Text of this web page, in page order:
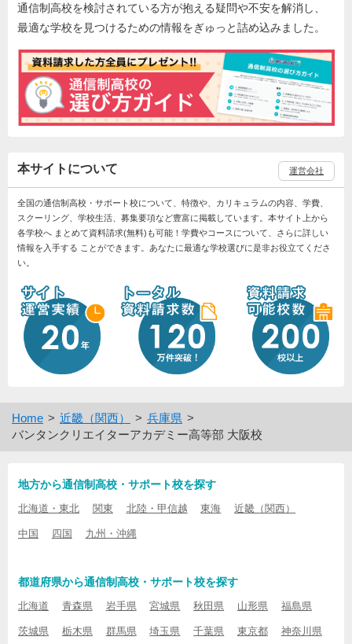
通信制高校を検討されている方が抱える疑問や不安を解消し、
最適な学校を見つけるための情報をぎゅっと詰め込みました。
本サイトについて 運営会社
全国の通信制高校・サポート校について、特徴や、カリキュラムの内容、学費、
スクーリング、学校生活、募集要項など豊富に掲載しています。本サイト上から
各学校へ まとめて資料請求(無料)も可能！学費やコースについて、さらに詳しい
情報を入手する ことができます。あなたに最適な学校選びに是非お役立てくださ
い。
Home 近畿（関西）
兵庫県
バンタンクリエイターアカデミー高等部 大阪校
地方から通信制高校・サポート校を探す
北海道・東北 関東 北陸・甲信越 東海 近畿（関西）
中国 四国 九州・沖縄
都道府県から通信制高校・サポート校を探す
北海道 青森県 岩手県 宮城県 秋田県 山形県 福島県
茨城県 栃木県 群馬県 埼玉県 千葉県 東京都 神奈川県